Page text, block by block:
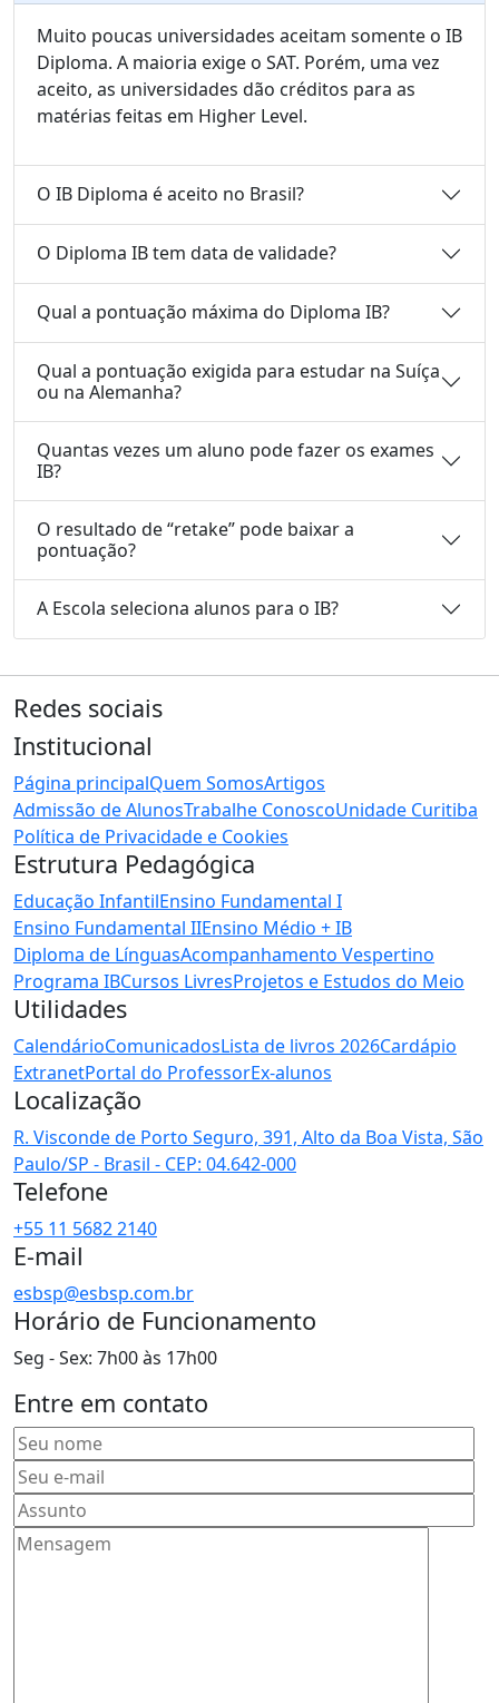
Muito poucas universidades aceitam somente o IB
Diploma. A maioria exige o SAT. Porém, uma vez
aceito, as universidades dão créditos para as
matérias feitas em Higher Level.
O IB Diploma é aceito no Brasil?
O Diploma IB tem data de validade?
Qual a pontuação máxima do Diploma IB?
Qual a pontuação exigida para estudar na Suíça
ou na Alemanha?
Quantas vezes um aluno pode fazer os exames
IB?
O resultado de “retake” pode baixar a
pontuação?
A Escola seleciona alunos para o IB?
Redes sociais
Institucional
Página principalQuem SomosArtigos
Admissão de AlunosTrabalhe ConoscoUnidade Curitiba
Política de Privacidade e Cookies
Estrutura Pedagógica
Educação InfantilEnsino Fundamental I
Ensino Fundamental IIEnsino Médio + IB
Diploma de LínguasAcompanhamento Vespertino
Programa IBCursos LivresProjetos e Estudos do Meio
Utilidades
CalendárioComunicadosLista de livros 2026Cardápio
ExtranetPortal do ProfessorEx-alunos
Localização
R. Visconde de Porto Seguro, 391, Alto da Boa Vista, São
Paulo/SP - Brasil - CEP: 04.642-000
Telefone
+55 11 5682 2140
E-mail
esbsp@esbsp.com.br
Horário de Funcionamento
Seg - Sex: 7h00 às 17h00
Entre em contato